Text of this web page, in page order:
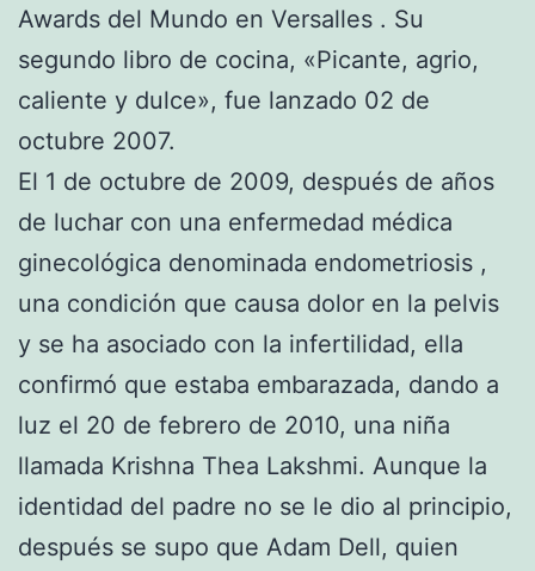
Awards del Mundo en Versalles . Su
segundo libro de cocina, «Picante, agrio,
caliente y dulce», fue lanzado 02 de
octubre 2007.
El 1 de octubre de 2009, después de años
de luchar con una enfermedad médica
ginecológica denominada endometriosis ,
una condición que causa dolor en la pelvis
y se ha asociado con la infertilidad, ella
confirmó que estaba embarazada, dando a
luz el 20 de febrero de 2010, una niña
llamada Krishna Thea Lakshmi. Aunque la
identidad del padre no se le dio al principio,
después se supo que Adam Dell, quien